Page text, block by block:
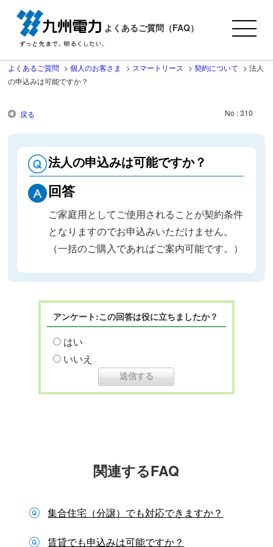
よくあるご質問（FAQ）
よくあるご質問 >個人のお客さま > スマートリース >契約について >法人
の申込みは可能ですか？
戻る No : 310
法人の申込みは可能ですか？
回答
ご家庭用としてご使用されることが契約条件
となりますのでお申込みいただけません。
（一括のご購入であればご案内可能です。）
アンケート:この回答は役に立ちましたか？
はい
いいえ
関連するFAQ
集合住宅（分譲）でも対応できますか？
賃貸でも申込みは可能ですか？